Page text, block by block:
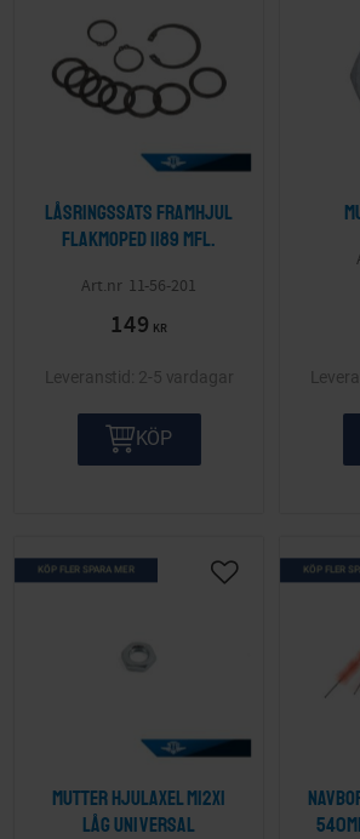
Låsringssats framhjul
Flakmoped 1189 mfl.
11-56-201
149 KR
2-5 vardagar
KÖP
Mutter hjulaxel M12x1
låg Universal
KÖP FLER SPARA MER
Lägg till i
KÖP FLER